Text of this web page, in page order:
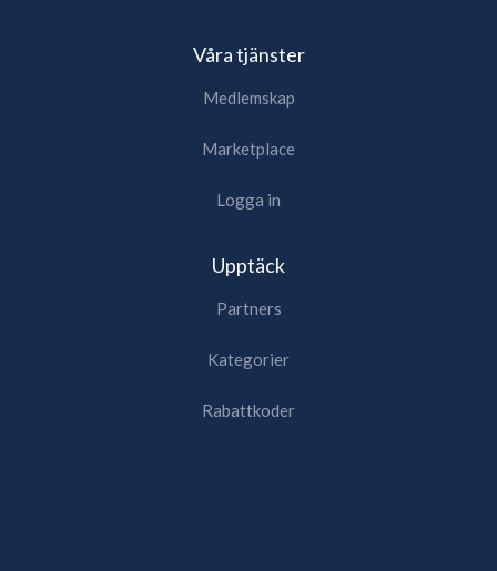
Våra tjänster
Medlemskap
Marketplace
Logga in
Upptäck
Partners
Kategorier
Rabattkoder